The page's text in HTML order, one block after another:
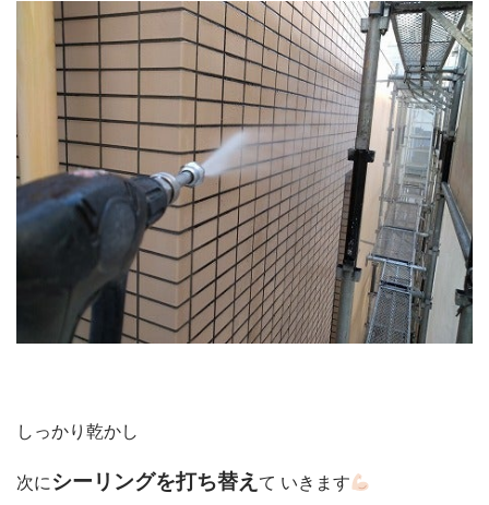
会社概要
選ばれる理由
施工事例
現場ブログ
リフォームの流れ
リフォームQ&A
しっかり乾かし
次に シーリングを打ち替え て いきます